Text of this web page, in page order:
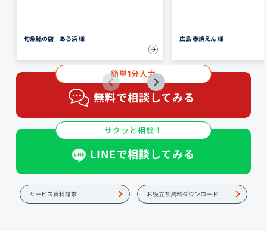
旬魚鮨の店 あら浜 様 広島 赤焼えん 様
簡単1分入力
無料で相談してみる
サクッと相談！
LINEで相談してみる
サービス資料請求 お役立ち資料ダウンロード